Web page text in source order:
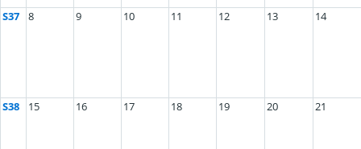
S37 8 9 10 11 12 13 14
S38 15 16 17 18 19 20 21